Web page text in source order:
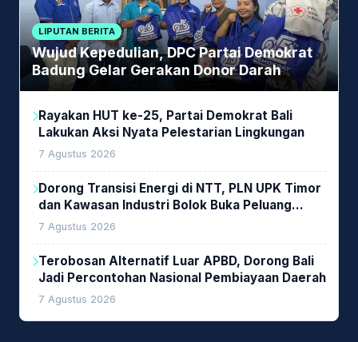
LIPUTAN BERITA
Wujud Kepedulian, DPC Partai Demokrat
Badung Gelar Gerakan Donor Darah
Rayakan HUT ke-25, Partai Demokrat Bali
Lakukan Aksi Nyata Pelestarian Lingkungan
7 Agustus 2026
Dorong Transisi Energi di NTT, PLN UPK Timor
dan Kawasan Industri Bolok Buka Peluang
Investasi Woodchip untuk Cofiring PLTU Bolok
7 Agustus 2026
Terobosan Alternatif Luar APBD, Dorong Bali
Jadi Percontohan Nasional Pembiayaan Daerah
7 Agustus 2026